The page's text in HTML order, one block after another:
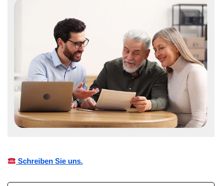
Schreiben Sie uns.